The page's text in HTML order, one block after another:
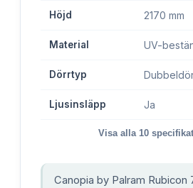
Höjd 2170 mm
Material UV-
Dörrtyp
Ljusinsläpp Ja
Visa alla 10
Canopia by Palram Rubicon